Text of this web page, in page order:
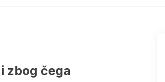
zbog čega